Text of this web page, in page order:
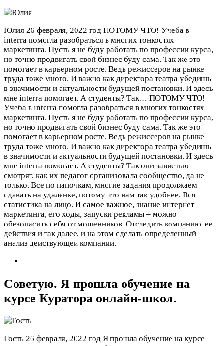
Юлия 26 февраля, 2022 год ПОТОМУ ЧТО! Учеба в
interra помогла разобраться в многих тонкостях
маркетинга. Пусть я не буду работать по профессии курса,
но точно продвигать свой бизнес буду сама. Так же это
помогает в карьерном росте. Ведь режиссеров на рынке
труда тоже много. И важно как директора театра убедишь
в значимости и актуальности будущей постановки. И здесь
мне interra помогает. А студенты? Так… ПОТОМУ ЧТО!
Учеба в interra помогла разобраться в многих тонкостях
маркетинга. Пусть я не буду работать по профессии курса,
но точно продвигать свой бизнес буду сама. Так же это
помогает в карьерном росте. Ведь режиссеров на рынке
труда тоже много. И важно как директора театра убедишь
в значимости и актуальности будущей постановки. И здесь
мне interra помогает. А студенты? Так они завистью
смотрят, как их педагог организовала сообщество, да не
только. Все по папочкам, многие задания продолжаем
сдавать на удаленке, потому что нам так удобнее. Вся
статистика на лицо. И самое важное, знание интернет –
маркетинга, его ходы, запуски рекламы – можно
обезопасить себя от мошенников. Отследить компанию, ее
действия и так далее, и на этом сделать определенный
анализ действующей компании.
Советую. Я прошла обучение на
курсе Куратора онлайн-школ.
Гость 26 февраля, 2022 год Я прошла обучение на курсе